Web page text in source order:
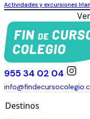
Actividades y excursiones
955 34 02 04
Destinos